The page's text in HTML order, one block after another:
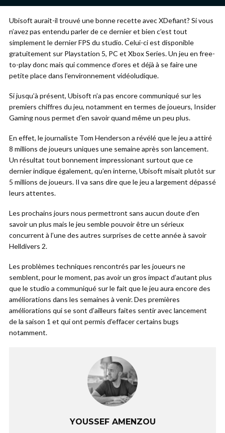
Ubisoft aurait-il trouvé une bonne recette avec XDefiant? Si vous
n’avez pas entendu parler de ce dernier et bien c’est tout
simplement le dernier FPS du studio. Celui-ci est disponible
gratuitement sur Playstation 5, PC et Xbox Series. Un jeu en free-
to-play donc mais qui commence d’ores et déjà à se faire une
petite place dans l’environnement vidéoludique.
Si jusqu’à présent, Ubisoft n’a pas encore communiqué sur les
premiers chiffres du jeu, notamment en termes de joueurs, Insider
Gaming nous permet d’en savoir quand même un peu plus.
En effet, le journaliste Tom Henderson a révélé que le jeu a attiré
8 millions de joueurs uniques une semaine après son lancement.
Un résultat tout bonnement impressionant surtout que ce
dernier indique également, qu’en interne, Ubisoft misait plutôt sur
5 millions de joueurs. Il va sans dire que le jeu a largement dépassé
leurs attentes.
Les prochains jours nous permettront sans aucun doute d’en
savoir un plus mais le jeu semble pouvoir être un sérieux
concurrent à l’une des autres surprises de cette année à savoir
Helldivers 2.
Les problèmes techniques rencontrés par les joueurs ne
semblent, pour le moment, pas avoir un gros impact d’autant plus
que le studio a communiqué sur le fait que le jeu aura encore des
améliorations dans les semaines à venir. Des premières
améliorations qui se sont d’ailleurs faites sentir avec lancement
de la saison 1 et qui ont permis d’effacer certains bugs
notamment.
YOUSSEF AMENZOU